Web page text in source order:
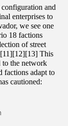
and
enterprises to
we see one
18 factions
of street
This
to the network
factions adapt to
cautioned: